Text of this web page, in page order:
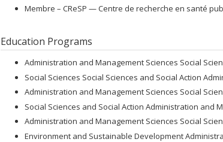
Membre – CReSP — Centre de recherche en santé
Education Programs
Administration and Management Sciences Social
Social Sciences Social Sciences and Social Action
Administration and Management Sciences Social
Social Sciences and Social Action Administration and
Administration and Management Sciences Social
Environment and Sustainable Development